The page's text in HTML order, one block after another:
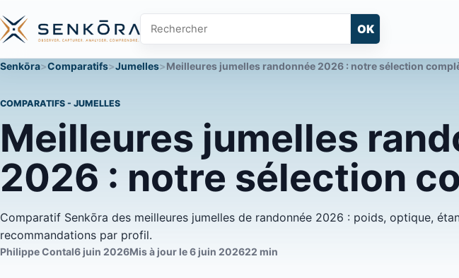
Rechercher sur Senkōra OK
Senkōra Comparatifs Jumelles Meilleures jumelles randonnée 2026 : notre sélection
COMPARATIFS - JUMELLES
Meilleures jumelles
2026 : notre sélection
Comparatif Senkōra des meilleures jumelles de randonnée 2026 : poids, optique,
recommandations par profil.
Philippe Contal6 juin 2026Mis à jour le 6 juin 202622 min